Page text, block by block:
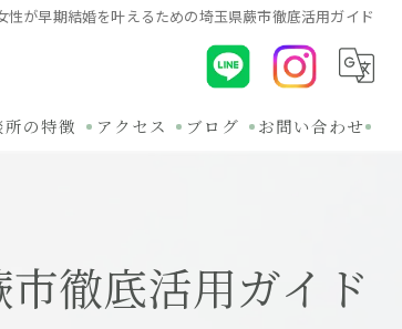
性が早期結婚を叶えるための埼玉県蕨市徹底活用ガイド
所の特徴
イン
アクセス ブログ お問い合わせ
徹底活用ガイド